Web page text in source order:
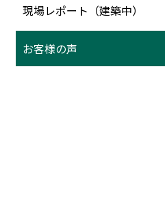
現場レポート（建築中）
お客様の声